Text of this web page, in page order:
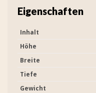
Eigenschaften
Inhalt
Höhe
Breite
Tiefe
Gewicht